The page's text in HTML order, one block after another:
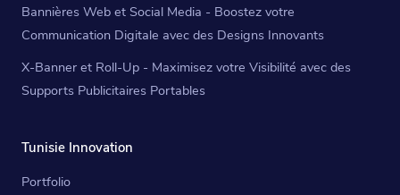
Bannières Web et Social Media - Boostez votre
Communication Digitale avec des Designs Innovants
X-Banner et Roll-Up - Maximisez votre Visibilité avec des
Supports Publicitaires Portables
Tunisie Innovation
Portfolio